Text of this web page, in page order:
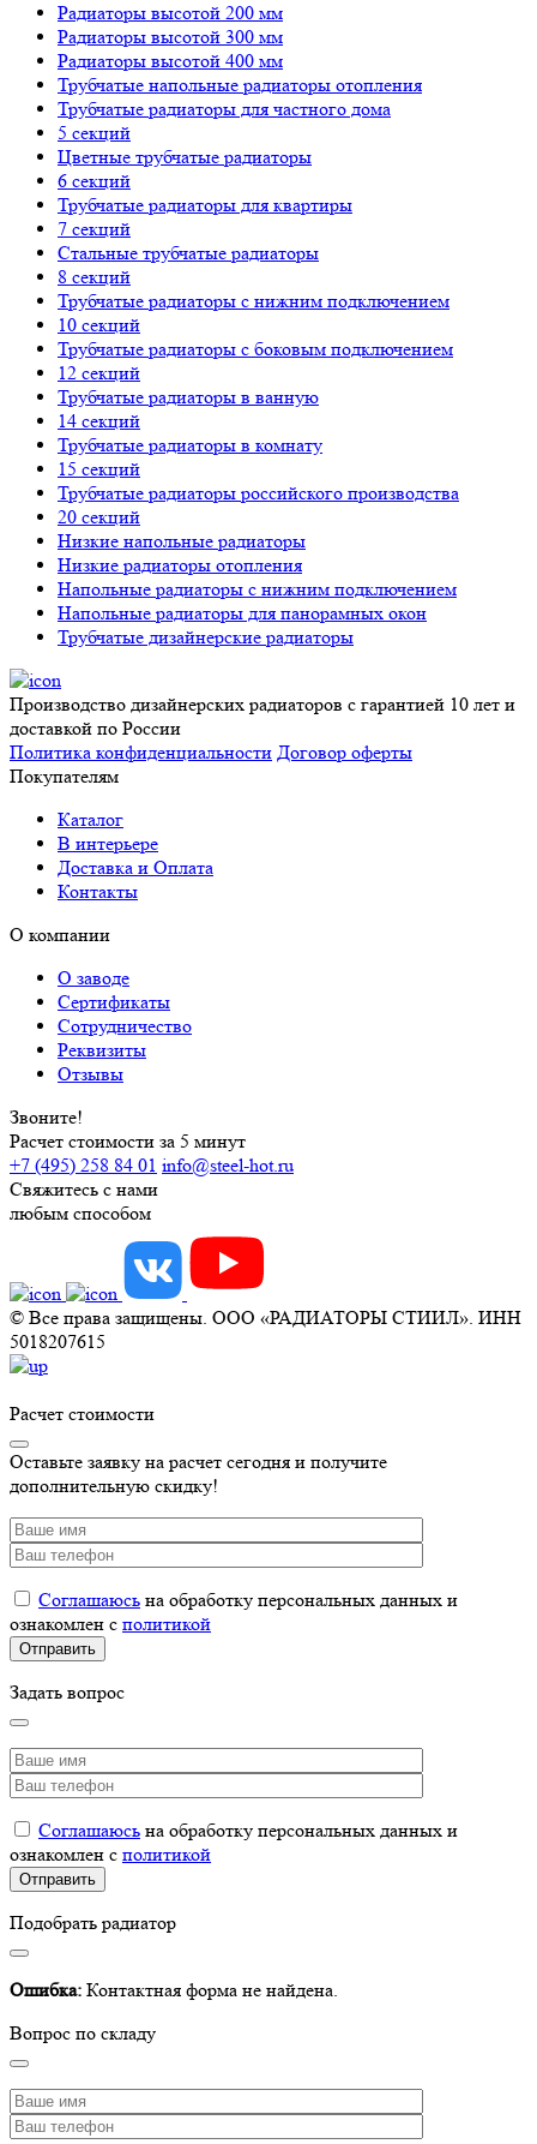
Радиаторы высотой 200 мм
Радиаторы высотой 300 мм
Радиаторы высотой 400 мм
Трубчатые напольные радиаторы отопления
Трубчатые радиаторы для частного дома
5 секций
Цветные трубчатые радиаторы
6 секций
Трубчатые радиаторы для квартиры
7 секций
Стальные трубчатые радиаторы
8 секций
Трубчатые радиаторы с нижним подключением
10 секций
Трубчатые радиаторы с боковым подключением
12 секций
Трубчатые радиаторы в ванную
14 секций
Трубчатые радиаторы в комнату
15 секций
Трубчатые радиаторы российского производства
20 секций
Низкие напольные радиаторы
Низкие радиаторы отопления
Напольные радиаторы с нижним подключением
Напольные радиаторы для панорамных окон
Трубчатые дизайнерские радиаторы
Производство дизайнерских радиаторов с гарантией 10 лет и
доставкой по России
Политика конфиденциальности Договор оферты
Покупателям
Каталог
В интерьере
Доставка и Оплата
Контакты
О компании
О заводе
Сертификаты
Сотрудничество
Реквизиты
Отзывы
Звоните!
Расчет стоимости за 5 минут
+7 (495) 258 84 01 info@steel-hot.ru
Свяжитесь с нами
любым способом
© Все права защищены. ООО «РАДИАТОРЫ СТИИЛ». ИНН
5018207615
Расчет стоимости
Оставьте заявку на расчет сегодня и получите
дополнительную скидку!
Соглашаюсь на обработку персональных данных и
ознакомлен с политикой
Задать вопрос
Соглашаюсь на обработку персональных данных и
ознакомлен с политикой
Подобрать радиатор
Ошибка: Контактная форма не найдена.
Вопрос по складу